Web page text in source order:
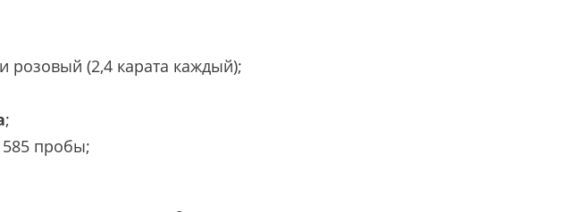
розовый (2,4 карата каждый);
;
585 пробы;